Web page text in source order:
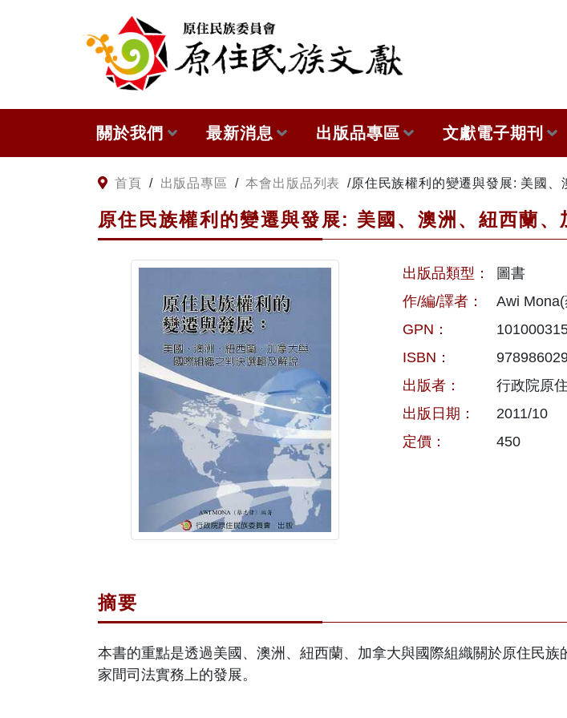
關於我們
關於原住民族文獻會
原住民族文獻會設置要點
委員介紹
歷次會議記錄
最新消息
網站訊息
徵稿訊息
出版品專區
本會出版品列表
與國史館共同出版品介紹
出版品查詢
文獻電子期刊
本期內容
歷史期刊
徵稿說明
首頁 / 出版品專區 / 本會出版品列表 /原住民族權利的變遷與發展: 美國
原住民族權利的變遷與發展: 美國、澳洲、紐西蘭
出版品類型：
圖書
作/編/譯者：
Awi
GPN：
ISBN：
出版者：
行政院原
出版日期：
2011/10
定價：
450
摘要
本書的重點是透過美國、澳洲、紐西蘭、加拿大與國際組織關於原住民
家間司法實務上的發展。